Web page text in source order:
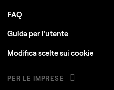
FAQ
Guida per l'utente
Modifica scelte sui cookie
PER LE IMPRESE